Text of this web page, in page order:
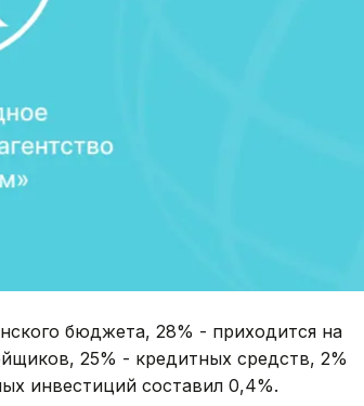
бюджета, 28% - приходится на
25% - кредитных средств, 2%
инвестиций составил 0,4%.